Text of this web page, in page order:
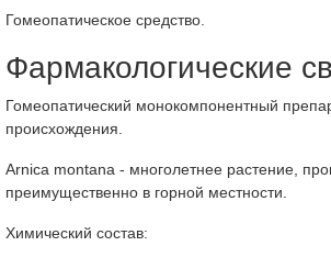
Гомеопатическое средство.
Фармакологические
Гомеопатический монокомпонентный
происхождения.
Arnica montana - многолетнее растение,
преимущественно в горной местности.
Химический состав: